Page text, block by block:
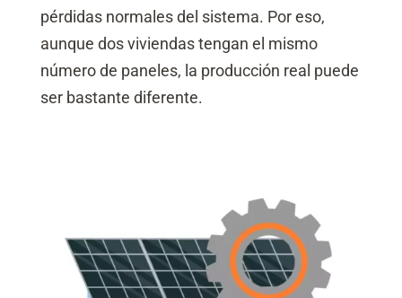
pérdidas normales del sistema. Por eso,
aunque dos viviendas tengan el mismo
número de paneles, la producción real puede
ser bastante diferente.